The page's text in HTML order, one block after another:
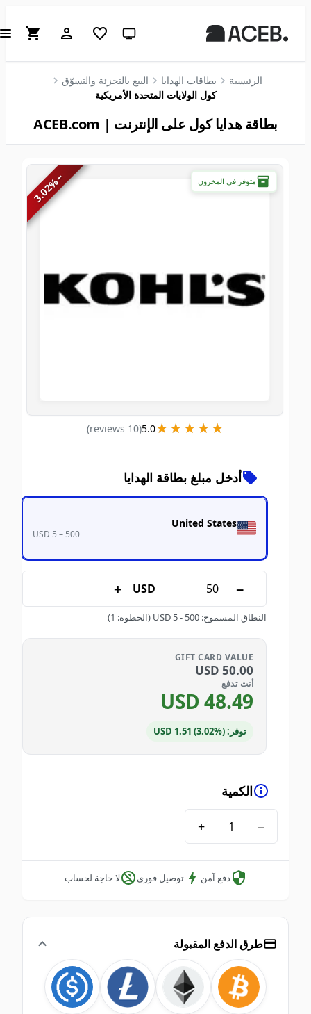
سمة النظام (انقر للفاتحة)
الرئيسية بطاقات الهدايا
البيع بالتجزئة والتسوّق
كول الولايات المتحدة الأمريكية
بطاقة هدايا كول على الإنترنت | ACEB.com
متوفر في المخزون −
3.02%
★★★★★
★★★★★
5.0
(
10
review
s
)
أدخل مبلغ بطاقة الهدايا
United States
USD 5 – 500
USD
+
النطاق المسموح:
USD5- 500 (الخطوة: 1)
GIFT CARD VALUE
USD 50.00
أنت تدفع
USD48.49
توفر: USD 1.51 (3.02%)
الكمية
دفع آمن توصيل فوري لا حاجة لحساب
طرق الدفع المقبولة